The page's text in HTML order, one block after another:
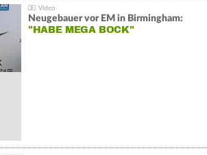
Neugebauer vor EM in Birmingham:
"HABE MEGA BOCK"